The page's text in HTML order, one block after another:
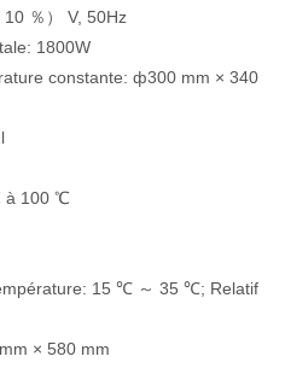
％） V, 50Hz
1800W
constante: ф300 mm × 340
à 100 ℃
15 ℃ ～ 35 ℃; Relatif
× 580 mm